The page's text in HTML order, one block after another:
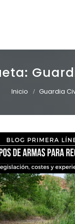
Inicio Guardia